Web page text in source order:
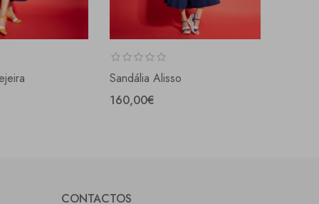
Sandália Alisso
160,00€
CONTACTOS